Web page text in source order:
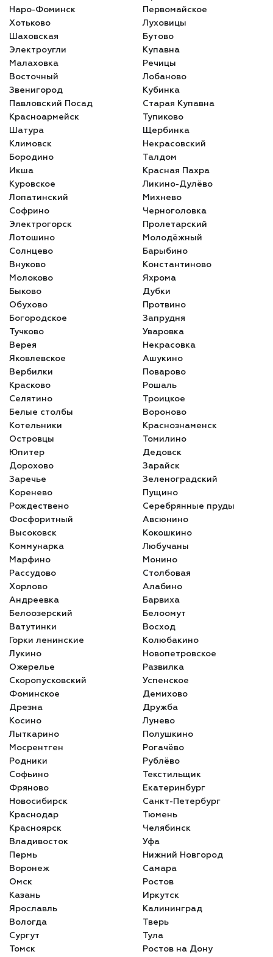
Наро-Фоминск
Первомайское
Хотьково
Луховицы
Шаховская
Бутово
Электроугли
Купавна
Малаховка
Речицы
Восточный
Лобаново
Звенигород
Кубинка
Павловский Посад
Старая Купавна
Красноармейск
Тупиково
Шатура
Щербинка
Климовск
Некрасовский
Бородино
Талдом
Икша
Красная Пахра
Куровское
Ликино-Дулёво
Лопатинский
Михнево
Софрино
Черноголовка
Электрогорск
Пролетарский
Лотошино
Молодёжный
Солнцево
Барыбино
Внуково
Константиново
Молоково
Яхрома
Быково
Дубки
Обухово
Протвино
Богородское
Запрудня
Тучково
Уваровка
Верея
Некрасовка
Яковлевское
Ашукино
Вербилки
Поварово
Красково
Рошаль
Селятино
Троицкое
Белые столбы
Вороново
Котельники
Краснознаменск
Островцы
Томилино
Юпитер
Дедовск
Дорохово
Зарайск
Заречье
Зеленоградский
Коренево
Пущино
Рождествено
Серебрянные пруды
Фосфоритный
Авсюнино
Высоковск
Кокошкино
Коммунарка
Любучаны
Марфино
Монино
Рассудово
Столбовая
Хорлово
Алабино
Андреевка
Барвиха
Белоозерский
Белоомут
Ватутинки
Восход
Горки ленинские
Колюбакино
Лукино
Новопетровское
Ожерелье
Развилка
Скоропусковский
Успенское
Фоминское
Демихово
Дрезна
Дружба
Косино
Лунево
Лыткарино
Полушкино
Мосрентген
Рогачёво
Родники
Рублёво
Софьино
Текстильщик
Фряново
Екатеринбург
Новосибирск
Санкт-Петербург
Краснодар
Тюмень
Красноярск
Челябинск
Владивосток
Уфа
Пермь
Нижний Новгород
Воронеж
Самара
Омск
Ростов
Казань
Иркутск
Ярославль
Калининград
Вологда
Тверь
Сургут
Тула
Томск
Ростов на Дону